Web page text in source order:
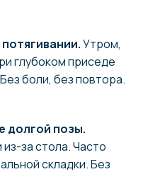
Утром,
глубоком приседе
боли, без повтора.
долгой позы.
за стола. Часто
складки. Без